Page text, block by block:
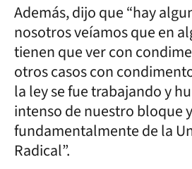
Además, dijo que “hay
nosotros veíamos que en
tienen que ver con
otros casos con
la ley se fue trabajando y
intenso de nuestro bloque y
fundamentalmente de la
Radical”.